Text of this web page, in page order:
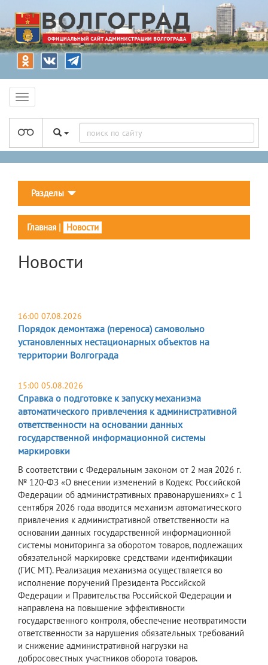
Разделы
Главная | Новости
Новости
16:00 07.08.2026
Порядок демонтажа (переноса) самовольно
установленных нестационарных объектов на
территории Волгограда
15:00 05.08.2026
Справка о подготовке к запуску механизма
автоматического привлечения к административной
ответственности на основании данных
государственной информационной системы
маркировки
В соответствии с Федеральным законом от 2 мая 2026 г.
№ 120-ФЗ «О внесении изменений в Кодекс Российской
Федерации об административных правонарушениях» с 1
сентября 2026 года вводится механизм автоматического
привлечения к административной ответственности на
основании данных государственной информационной
системы мониторинга за оборотом товаров, подлежащих
обязательной маркировке средствами идентификации
(ГИС МТ). Реализация механизма осуществляется во
исполнение поручений Президента Российской
Федерации и Правительства Российской Федерации и
направлена на повышение эффективности
государственного контроля, обеспечение неотвратимости
ответственности за нарушения обязательных требований
и снижение административной нагрузки на
добросовестных участников оборота товаров.